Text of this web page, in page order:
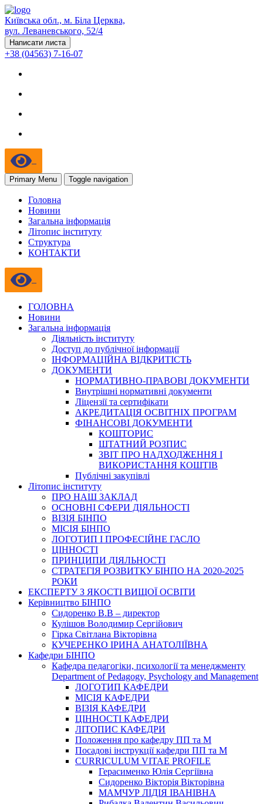
Київська обл., м. Біла Церква,
вул. Леваневського, 52/4
Написати листа
+38 (04563) 7-16-07
Primary Menu Toggle navigation
Головна
Новини
Загальна інформація
Літопис інституту
Структура
КОНТАКТИ
ГОЛОВНА
Новини
Загальна інформація
Діяльність інституту
Доступ до публічної інформації
ІНФОРМАЦІЙНА ВІДКРИТІСТЬ
ДОКУМЕНТИ
НОРМАТИВНО-ПРАВОВІ ДОКУМЕНТИ
Внутрішні нормативні документи
Ліцензії та сертифікати
АКРЕДИТАЦІЯ ОСВІТНІХ ПРОГРАМ
ФІНАНСОВІ ДОКУМЕНТИ
КОШТОРИС
ШТАТНИЙ РОЗПИС
ЗВІТ ПРО НАДХОДЖЕННЯ І
ВИКОРИСТАННЯ КОШТІВ
Публічні закупівлі
Літопис інституту
ПРО НАШ ЗАКЛАД
ОСНОВНІ СФЕРИ ДІЯЛЬНОСТІ
ВІЗІЯ БІНПО
МІСІЯ БІНПО
ЛОГОТИП І ПРОФЕСІЙНЕ ГАСЛО
ЦІННОСТІ
ПРИНЦИПИ ДІЯЛЬНОСТІ
СТРАТЕГІЯ РОЗВИТКУ БІНПО НА 2020-2025
РОКИ
ЕКСПЕРТУ З ЯКОСТІ ВИЩОЇ ОСВІТИ
Керівництво БІНПО
Сидоренко В.В – директор
Кулішов Володимир Сергійович
Гірка Світлана Вікторівна
КУЧЕРЕНКО ІРИНА АНАТОЛІЇВНА
Кафедри БІНПО
Кафедра педагогіки, психології та менеджменту
Department of Pedagogy, Psychology and Management
ЛОГОТИП КАФЕДРИ
МІСІЯ КАФЕДРИ
ВІЗІЯ КАФЕДРИ
ЦІННОСТІ КАФЕДРИ
ЛІТОПИС КАФЕДРИ
Положення про кафедру ПП та М
Посадові інструкції кафедри ПП та М
CURRICULUM VITAE PROFILE
Герасименко Юлія Сергіївна
Сидоренко Вікторія Вікторівна
МАМЧУР ЛІДІЯ ІВАНІВНА